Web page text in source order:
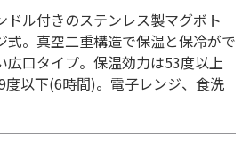
ドル付きのステンレス製マグボト
式。真空二重構造で保温と保冷がで
広口タイプ。保温効力は53度以上
以下(6時間)。電子レンジ、食洗